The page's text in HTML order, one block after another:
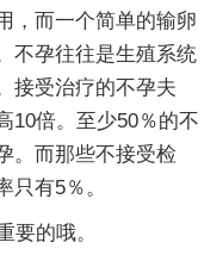
，而一个简单的输卵
不孕往往是生殖系统
接受治疗的不孕夫
10倍。至少50％的不
。而那些不接受检
有5％。
要的哦。